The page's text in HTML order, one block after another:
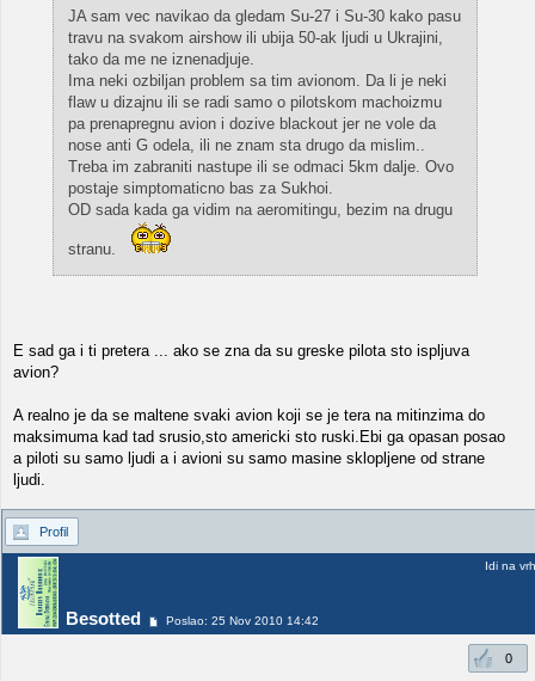
JA sam vec navikao da gledam Su-27 i Su-30 kako pasu
travu na svakom airshow ili ubija 50-ak ljudi u Ukrajini,
tako da me ne iznenadjuje.
Ima neki ozbiljan problem sa tim avionom. Da li je neki
flaw u dizajnu ili se radi samo o pilotskom machoizmu
pa prenapregnu avion i dozive blackout jer ne vole da
nose anti G odela, ili ne znam sta drugo da mislim..
Treba im zabraniti nastupe ili se odmaci 5km dalje. Ovo
postaje simptomaticno bas za Sukhoi.
OD sada kada ga vidim na aeromitingu, bezim na drugu
stranu.
E sad ga i ti pretera ... ako se zna da su greske pilota sto ispljuva
avion?
A realno je da se maltene svaki avion koji se je tera na mitinzima do
maksimuma kad tad srusio,sto americki sto ruski.Ebi ga opasan posao
a piloti su samo ljudi a i avioni su samo masine sklopljene od strane
ljudi.
Profil
Besotted Poslao: 25 Nov 2010 14:42
Idi na vrh
0